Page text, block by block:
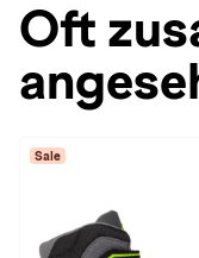
Oft
Sale